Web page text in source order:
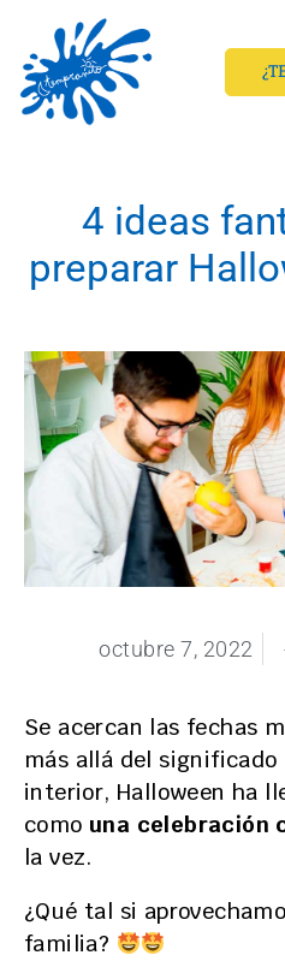
4 ideas
preparar
octubre 7, 2022
Se acercan las fechas
más allá del
interior, Halloween ha
como una celebración
la vez.
¿Qué tal si
familia?